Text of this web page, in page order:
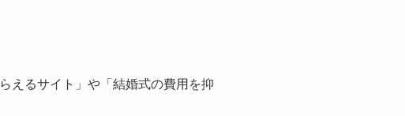
えるサイト」や「結婚式の費用を抑